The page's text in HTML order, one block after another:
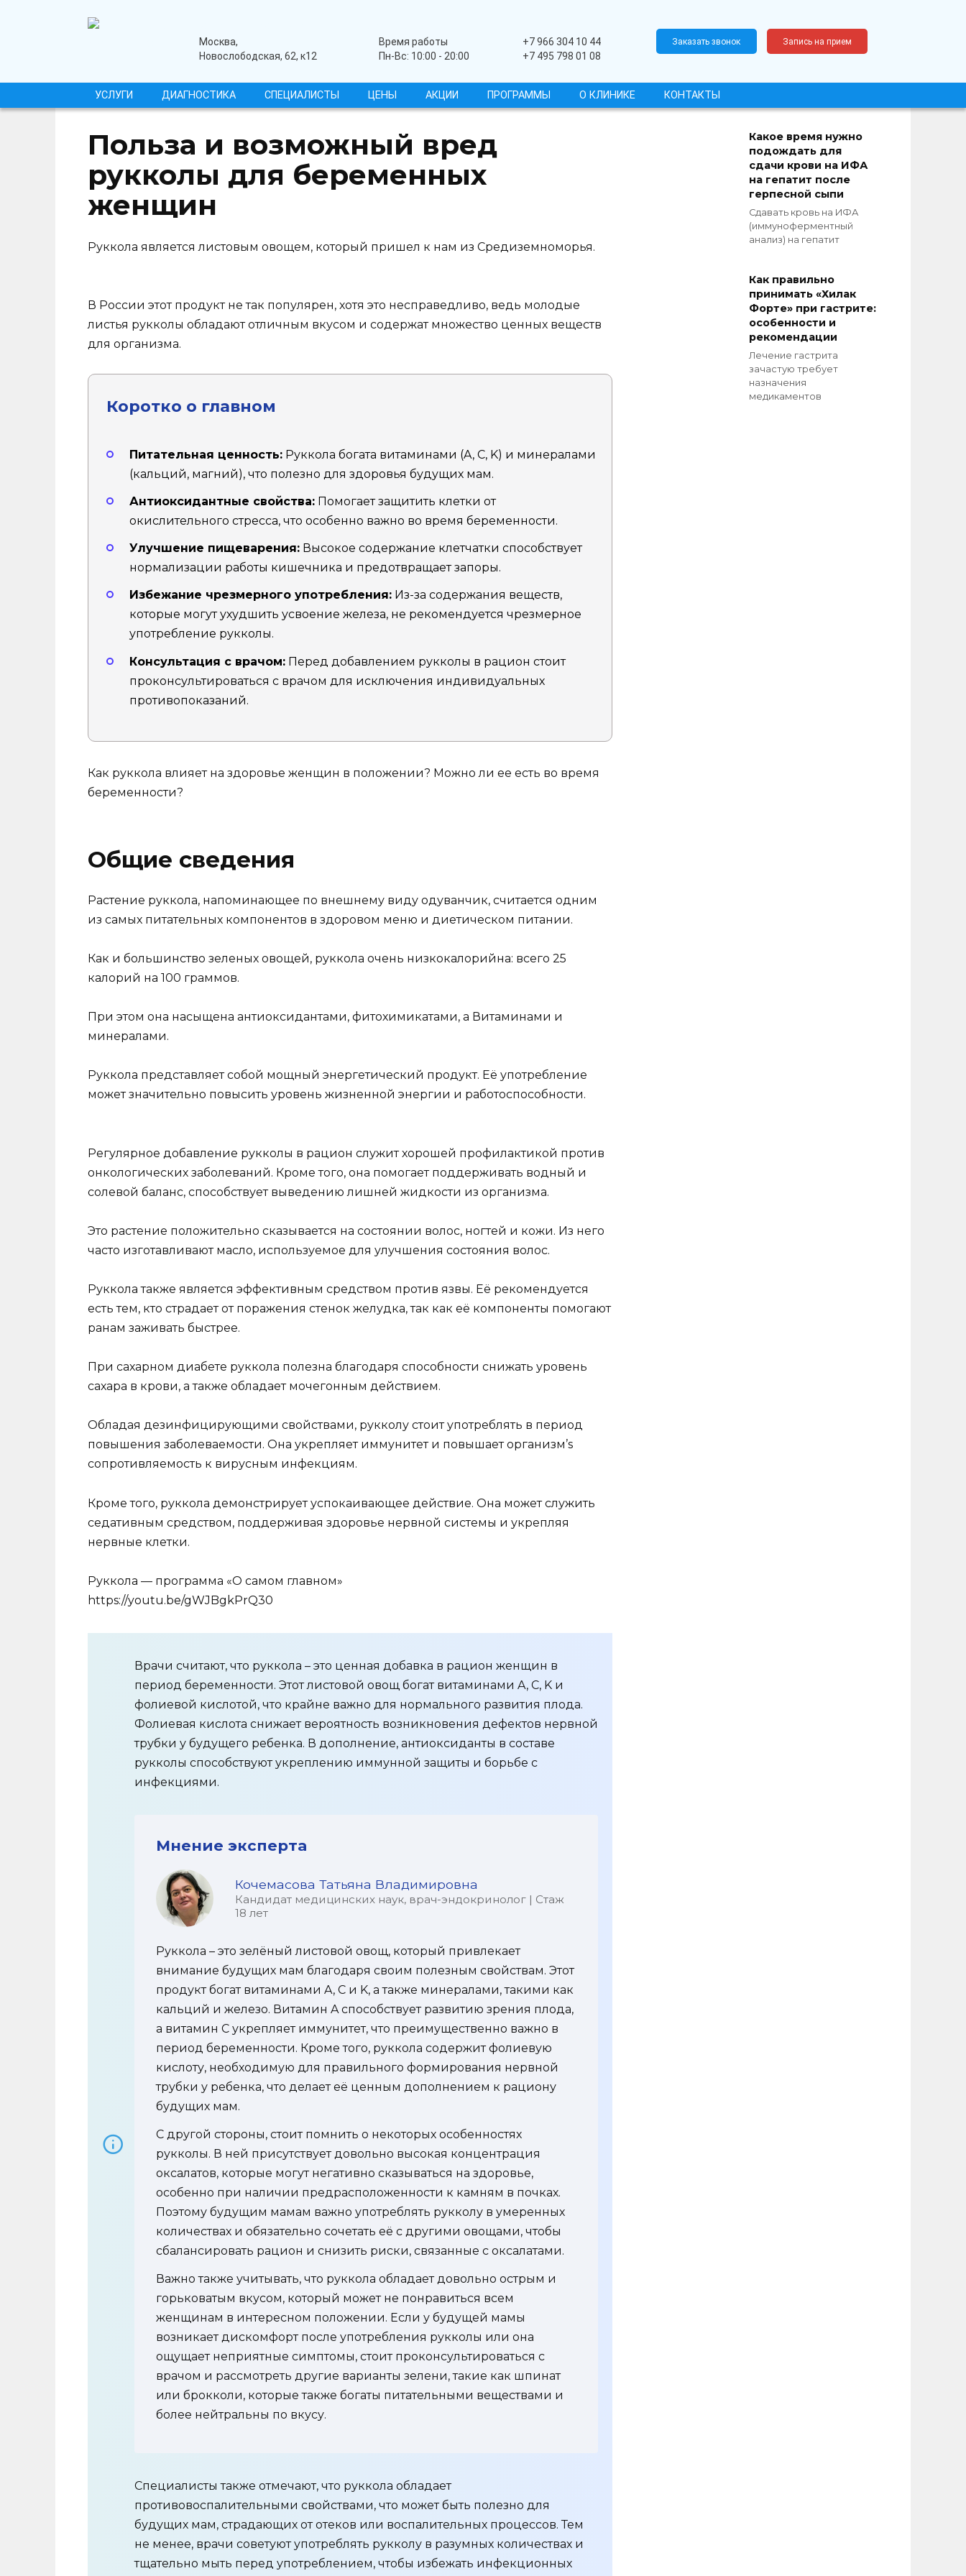
медицинский центрМосква,
Новослободская, 62, к12
Время работы
Пн-Вс: 10:00 - 20:00
+7 966 304 10 44
+7 495 798 01 08
Заказать звонок Запись на прием
УСЛУГИ ДИАГНОСТИКА СПЕЦИАЛИСТЫ ЦЕНЫ АКЦИИ ПРОГРАММЫ О КЛИНИКЕ КОНТАКТЫ
Польза и возможный вред
рукколы для беременных
женщин
Руккола является листовым овощем, который пришел к нам из Средиземноморья.
В России этот продукт не так популярен, хотя это несправедливо, ведь молодые
листья рукколы обладают отличным вкусом и содержат множество ценных веществ
для организма.
Коротко о главном
Питательная ценность: Руккола богата витаминами (A, C, K) и минералами
(кальций, магний), что полезно для здоровья будущих мам.
Антиоксидантные свойства: Помогает защитить клетки от
окислительного стресса, что особенно важно во время беременности.
Улучшение пищеварения: Высокое содержание клетчатки способствует
нормализации работы кишечника и предотвращает запоры.
Избежание чрезмерного употребления: Из-за содержания веществ,
которые могут ухудшить усвоение железа, не рекомендуется чрезмерное
употребление рукколы.
Консультация с врачом: Перед добавлением рукколы в рацион стоит
проконсультироваться с врачом для исключения индивидуальных
противопоказаний.
Как руккола влияет на здоровье женщин в положении? Можно ли ее есть во время
беременности?
Общие сведения
Растение руккола, напоминающее по внешнему виду одуванчик, считается одним
из самых питательных компонентов в здоровом меню и диетическом питании.
Как и большинство зеленых овощей, руккола очень низкокалорийна: всего 25
калорий на 100 граммов.
При этом она насыщена антиоксидантами, фитохимикатами, а Витаминами и
минералами.
Руккола представляет собой мощный энергетический продукт. Её употребление
может значительно повысить уровень жизненной энергии и работоспособности.
Регулярное добавление рукколы в рацион служит хорошей профилактикой против
онкологических заболеваний. Кроме того, она помогает поддерживать водный и
солевой баланс, способствует выведению лишней жидкости из организма.
Это растение положительно сказывается на состоянии волос, ногтей и кожи. Из него
часто изготавливают масло, используемое для улучшения состояния волос.
Руккола также является эффективным средством против язвы. Её рекомендуется
есть тем, кто страдает от поражения стенок желудка, так как её компоненты помогают
ранам заживать быстрее.
При сахарном диабете руккола полезна благодаря способности снижать уровень
сахара в крови, а также обладает мочегонным действием.
Обладая дезинфицирующими свойствами, рукколу стоит употреблять в период
повышения заболеваемости. Она укрепляет иммунитет и повышает организм’s
сопротивляемость к вирусным инфекциям.
Кроме того, руккола демонстрирует успокаивающее действие. Она может служить
седативным средством, поддерживая здоровье нервной системы и укрепляя
нервные клетки.
Руккола — программа «О самом главном»
https://youtu.be/gWJBgkPrQ30
Врачи считают, что руккола – это ценная добавка в рацион женщин в
период беременности. Этот листовой овощ богат витаминами A, C, K и
фолиевой кислотой, что крайне важно для нормального развития плода.
Фолиевая кислота снижает вероятность возникновения дефектов нервной
трубки у будущего ребенка. В дополнение, антиоксиданты в составе
рукколы способствуют укреплению иммунной защиты и борьбе с
инфекциями.
Мнение эксперта
Кочемасова Татьяна Владимировна
Кандидат медицинских наук, врач-эндокринолог | Стаж
18 лет
Руккола – это зелёный листовой овощ, который привлекает
внимание будущих мам благодаря своим полезным свойствам. Этот
продукт богат витаминами A, C и K, а также минералами, такими как
кальций и железо. Витамин A способствует развитию зрения плода,
а витамин C укрепляет иммунитет, что преимущественно важно в
период беременности. Кроме того, руккола содержит фолиевую
кислоту, необходимую для правильного формирования нервной
трубки у ребенка, что делает её ценным дополнением к рациону
будущих мам.
С другой стороны, стоит помнить о некоторых особенностях
рукколы. В ней присутствует довольно высокая концентрация
оксалатов, которые могут негативно сказываться на здоровье,
особенно при наличии предрасположенности к камням в почках.
Поэтому будущим мамам важно употреблять рукколу в умеренных
количествах и обязательно сочетать её с другими овощами, чтобы
сбалансировать рацион и снизить риски, связанные с оксалатами.
Важно также учитывать, что руккола обладает довольно острым и
горьковатым вкусом, который может не понравиться всем
женщинам в интересном положении. Если у будущей мамы
возникает дискомфорт после употребления рукколы или она
ощущает неприятные симптомы, стоит проконсультироваться с
врачом и рассмотреть другие варианты зелени, такие как шпинат
или брокколи, которые также богаты питательными веществами и
более нейтральны по вкусу.
Специалисты также отмечают, что руккола обладает
противовоспалительными свойствами, что может быть полезно для
будущих мам, страдающих от отеков или воспалительных процессов. Тем
не менее, врачи советуют употреблять рукколу в разумных количествах и
тщательно мыть перед употреблением, чтобы избежать инфекционных
Какое время нужно
подождать для
сдачи крови на ИФА
на гепатит после
герпесной сыпи
Сдавать кровь на ИФА
(иммуноферментный
анализ) на гепатит
Как правильно
принимать «Хилак
Форте» при гастрите:
особенности и
рекомендации
Лечение гастрита
зачастую требует
назначения
медикаментов